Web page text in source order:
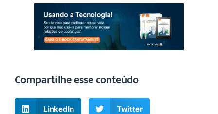
Compartilhe esse conteúdo
LinkedIn Twitter